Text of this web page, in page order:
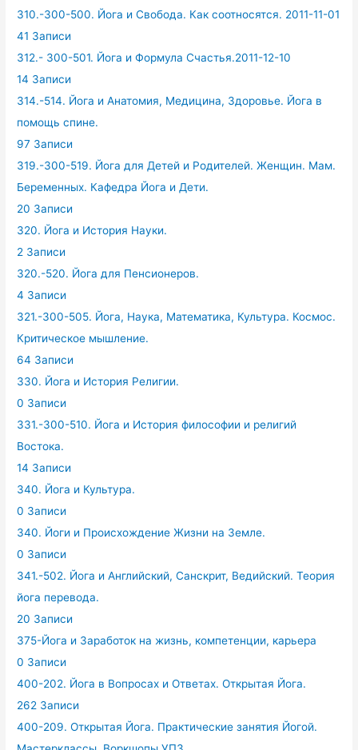
310.-300-500. Йога и Свобода. Как соотносятся. 2011-11-01
41 Записи
312.- 300-501. Йога и Формула Счастья.2011-12-10
14 Записи
314.-514. Йога и Анатомия, Медицина, Здоровье. Йога в
помощь спине.
97 Записи
319.-300-519. Йога для Детей и Родителей. Женщин. Мам.
Беременных. Кафедра Йога и Дети.
20 Записи
320. Йога и История Науки.
2 Записи
320.-520. Йога для Пенсионеров.
4 Записи
321.-300-505. Йога, Наука, Математика, Культура. Космос.
Критическое мышление.
64 Записи
330. Йога и История Религии.
0 Записи
331.-300-510. Йога и История философии и религий
Востока.
14 Записи
340. Йога и Культура.
0 Записи
340. Йоги и Происхождение Жизни на Земле.
0 Записи
341.-502. Йога и Английский, Санскрит, Ведийский. Теория
йога перевода.
20 Записи
375-Йога и Заработок на жизнь, компетенции, карьера
0 Записи
400-202. Йога в Вопросах и Ответах. Открытая Йога.
262 Записи
400-209. Открытая Йога. Практические занятия Йогой.